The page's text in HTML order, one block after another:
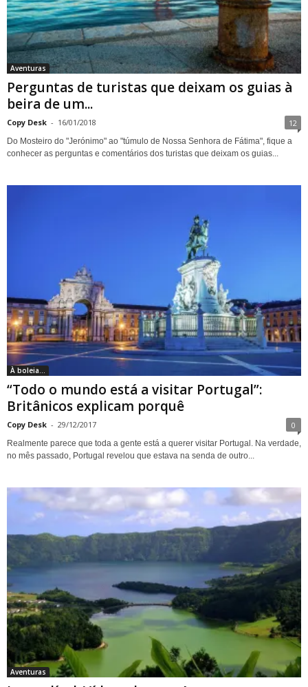
Aventuras
Perguntas de turistas que deixam os guias à
beira de um...
Copy Desk - 16/01/2018 12
Do Mosteiro do "Jerónimo" ao "túmulo de Nossa Senhora de Fátima", fique a
conhecer as perguntas e comentários dos turistas que deixam os guias...
À boleia...
“Todo o mundo está a visitar Portugal”:
Britânicos explicam porquê
Copy Desk - 29/12/2017 0
Realmente parece que toda a gente está a querer visitar Portugal. Na verdade,
no mês passado, Portugal revelou que estava na senda de outro...
Aventuras